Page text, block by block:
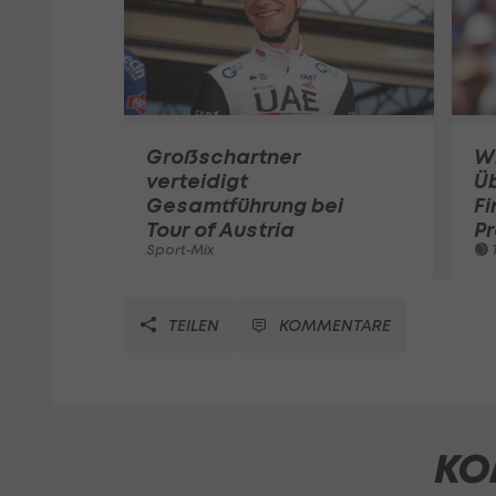
Großschartner
verteidigt
Gesamtführung bei
Tour of Austria
Sport-Mix
TEILEN KOMMENTARE